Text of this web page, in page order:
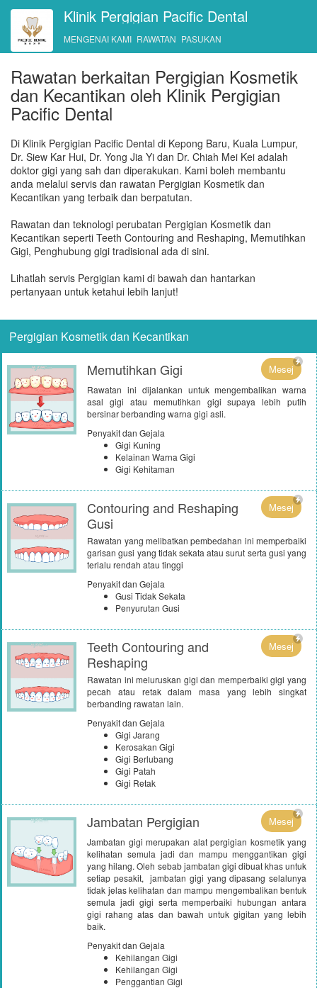
Klinik Pergigian Pacific Dental
MENGENAI KAMI RAWATAN PASUKAN
Rawatan berkaitan Pergigian Kosmetik
dan Kecantikan oleh Klinik Pergigian
Pacific Dental
Di Klinik Pergigian Pacific Dental di Kepong Baru, Kuala Lumpur,
Dr. Siew Kar Hui, Dr. Yong Jia Yi dan Dr. Chiah Mei Kei adalah
doktor gigi yang sah dan diperakukan. Kami boleh membantu
anda melalui servis dan rawatan Pergigian Kosmetik dan
Kecantikan yang terbaik dan berpatutan.
Rawatan dan teknologi perubatan Pergigian Kosmetik dan
Kecantikan seperti Teeth Contouring and Reshaping, Memutihkan
Gigi, Penghubung gigi tradisional ada di sini.
Lihatlah servis Pergigian kami di bawah dan hantarkan
pertanyaan untuk ketahui lebih lanjut!
Pergigian Kosmetik dan Kecantikan
Memutihkan Gigi Mesej
Rawatan ini dijalankan untuk mengembalikan warna
asal gigi atau memutihkan gigi supaya lebih putih
bersinar berbanding warna gigi asli.
Penyakit dan Gejala
Gigi Kuning
Kelainan Warna Gigi
Gigi Kehitaman
Contouring and Reshaping
Gusi
Mesej
Rawatan yang melibatkan pembedahan ini memperbaiki
garisan gusi yang tidak sekata atau surut serta gusi yang
terlalu rendah atau tinggi
Penyakit dan Gejala
Gusi Tidak Sekata
Penyurutan Gusi
Teeth Contouring and
Reshaping
Mesej
Rawatan ini meluruskan gigi dan memperbaiki gigi yang
pecah atau retak dalam masa yang lebih singkat
berbanding rawatan lain.
Penyakit dan Gejala
Gigi Jarang
Kerosakan Gigi
Gigi Berlubang
Gigi Patah
Gigi Retak
Jambatan Pergigian Mesej
Jambatan gigi merupakan alat pergigian kosmetik yang
kelihatan semula jadi dan mampu menggantikan gigi
yang hilang. Oleh sebab jambatan gigi dibuat khas untuk
setiap pesakit, jambatan gigi yang dipasang selalunya
tidak jelas kelihatan dan mampu mengembalikan bentuk
semula jadi gigi serta memperbaiki hubungan antara
gigi rahang atas dan bawah untuk gigitan yang lebih
baik.
Penyakit dan Gejala
Kehilangan Gigi
Kehilangan Gigi
Penggantian Gigi